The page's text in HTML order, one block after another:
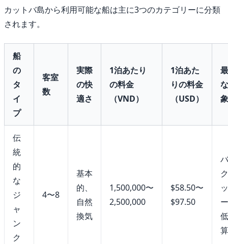
カットバ島から利用可能な船は主に3つのカテゴリーに分類
されます。
船
の
タ
イ
プ
客室
数
実際
の快
適さ
1泊あたり
の料金
（VND）
1泊あた
りの料金
（USD）
象
伝
統
的
な
ジ
ャ
ン
ク
4〜8
基本
的、
自然
換気
1,500,000〜
2,500,000
$58.50〜
$97.50
算